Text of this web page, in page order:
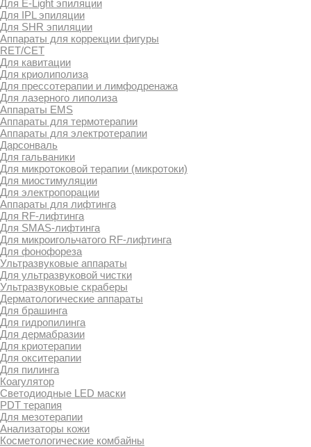
Для E-Light эпиляции
Для IPL эпиляции
Для SHR эпиляции
Аппараты для коррекции фигуры
RET/CET
Для кавитации
Для криолиполиза
Для прессотерапии и лимфодренажа
Для лазерного липолиза
Аппараты EMS
Аппараты для термотерапии
Аппараты для электротерапии
Дарсонваль
Для гальваники
Для микротоковой терапии (микротоки)
Для миостимуляции
Для электропорации
Аппараты для лифтинга
Для RF-лифтинга
Для SMAS-лифтинга
Для микроигольчатого RF-лифтинга
Для фонофореза
Ультразвуковые аппараты
Для ультразвуковой чистки
Ультразвуковые скраберы
Дерматологические аппараты
Для брашинга
Для гидропилинга
Для дермабразии
Для криотерапии
Для окситерапии
Для пилинга
Коагулятор
Светодиодные LED маски
PDT терапия
Для мезотерапии
Анализаторы кожи
Косметологические комбайны